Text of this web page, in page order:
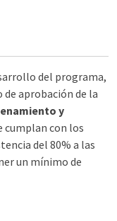
del programa,
aprobación de la
y
cumplan con los
del 80% a las
un mínimo de